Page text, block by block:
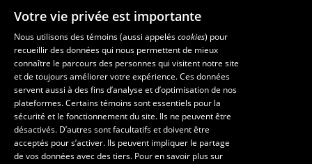
La Faculté et ses écoles
Faculté d’aménagement, d’architecture, d’art et de design
École d’art
École supérieure d’aménagement du territoire et de développement
régional
École d’architecture
École de design
Votre vie privée est importante
Nous utilisons des témoins (aussi appeléscookies) pour
recueillir des données qui nous permettent de mieux
connaître le parcours des personnes qui visitent notre site
et de toujours améliorer votre expérience. Ces données
servent aussi à des fins d’analyse et d’optimisation de nos
plateformes. Certains témoins sont essentiels pour la
sécurité et le fonctionnement du site. Ils ne peuvent être
désactivés. D’autres sont facultatifs et doivent être
acceptés pour s’activer. Ils peuvent impliquer le partage
de vos données avec des tiers. Pour en savoir plus sur